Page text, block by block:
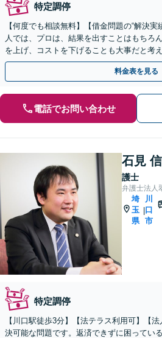
特定調停
【何度でも相談無料】【借金問題の“解決
人では、プロは、結果を出すことはもちろ
を上げ、コストを下げることも大事だと考
く、費用を可能な限り安くすることにこだ
料金表を見る
電話でお問い合わせ
石見
護士
弁護士法人
埼
玉
県
|
川
口
市
特定調停
【川口駅徒歩3分】【法テラス利用可】【
決可能な問題です。返済できずに困ってい